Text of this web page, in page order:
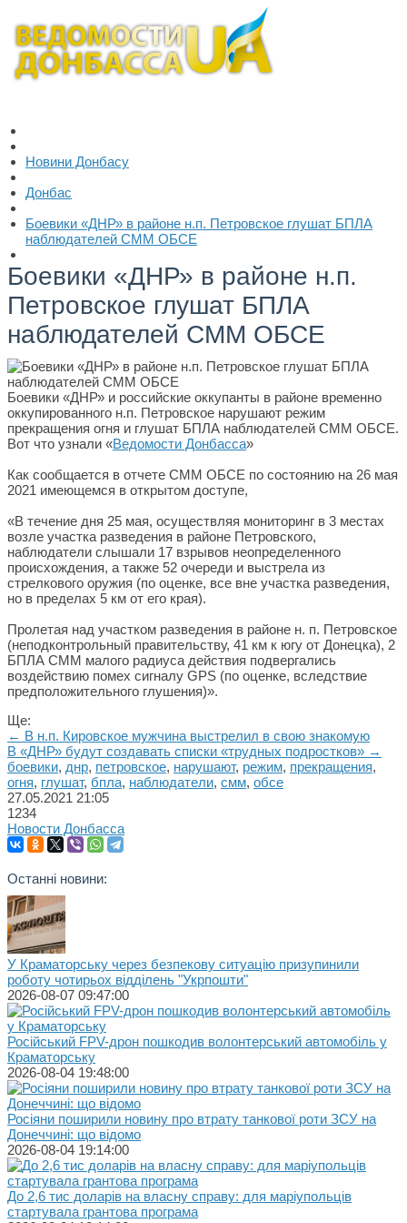
Новини Донбасу
Донбас
Боевики «ДНР» в районе н.п. Петровское глушат БПЛА
наблюдателей СММ ОБСЕ
Боевики «ДНР» в районе н.п.
Петровское глушат БПЛА
наблюдателей СММ ОБСЕ
Боевики «ДНР» и российские оккупанты в районе временно
оккупированного н.п. Петровское нарушают режим
прекращения огня и глушат БПЛА наблюдателей СММ ОБСЕ.
Вот что узнали «Ведомости Донбасса»
Как сообщается в отчете СММ ОБСЕ по состоянию на 26 мая
2021 имеющемся в открытом доступе,
«В течение дня 25 мая, осуществляя мониторинг в 3 местах
возле участка разведения в районе Петровского,
наблюдатели слышали 17 взрывов неопределенного
происхождения, а также 52 очереди и выстрела из
стрелкового оружия (по оценке, все вне участка разведения,
но в пределах 5 км от его края).
Пролетая над участком разведения в районе н. п. Петровское
(неподконтрольный правительству, 41 км к югу от Донецка), 2
БПЛА СММ малого радиуса действия подвергались
воздействию помех сигналу GPS (по оценке, вследствие
предположительного глушения)».
Ще:
← В н.п. Кировское мужчина выстрелил в свою знакомую
В «ДНР» будут создавать списки «трудных подростков» →
боевики, днр, петровское, нарушают, режим, прекращения,
огня, глушат, бпла, наблюдатели, смм, обсе
27.05.2021 21:05
1234
Новости Донбасса
Останні новини:
У Краматорську через безпекову ситуацію призупинили
роботу чотирьох відділень "Укрпошти"
2026-08-07 09:47:00
Російський FPV-дрон пошкодив волонтерський автомобіль у
Краматорську
2026-08-04 19:48:00
Росіяни поширили новину про втрату танкової роти ЗСУ на
Донеччині: що відомо
2026-08-04 19:14:00
До 2,6 тис доларів на власну справу: для маріупольців
стартувала грантова програма